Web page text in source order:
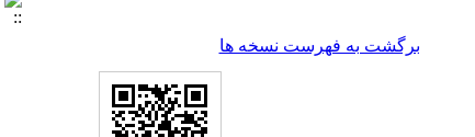
برگشت به فهرست نسخه ها